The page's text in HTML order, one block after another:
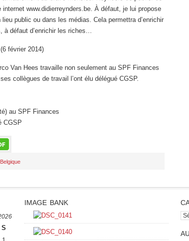
www.didierreynders.be. À défaut, je lui propose
public ou dans les médias. Cela permettra d’enrichir
à défaut d’enrichir les riches…
février 2014)
Van Hees travaille non seulement au SPF Finances
collègues de travail l’ont élu délégué CGSP.
au SPF Finances
CGSP
Belgique
S
IMAGE BANK